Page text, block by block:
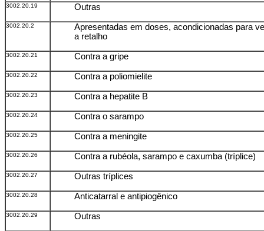
3002.20.19 Outras
3002.20.2
Apresentadas em doses, acondicionadas para
a retalho
3002.20.21 Contra a gripe
3002.20.22 Contra a poliomielite
3002.20.23 Contra a hepatite B
3002.20.24 Contra o sarampo
3002.20.25 Contra a meningite
3002.20.26 Contra a rubéola, sarampo e caxumba (tríplice)
3002.20.27 Outras tríplices
3002.20.28 Anticatarral e antipiogênico
3002.20.29 Outras